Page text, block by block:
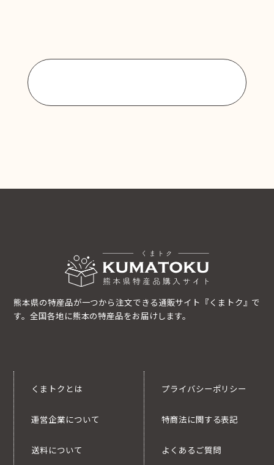
熊本県の特産品が一つから注文できる通販サイト『くまトク』で
す。全国各地に熊本の特産品をお届けします。
くまトクとは
運営企業について
送料について
プライバシーポリシー
特商法に関する表記
よくあるご質問